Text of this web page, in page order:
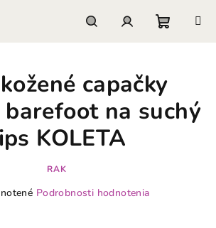
košík
capačky
na suchý
KOLETA
RAK
Podrobnosti hodnotenia